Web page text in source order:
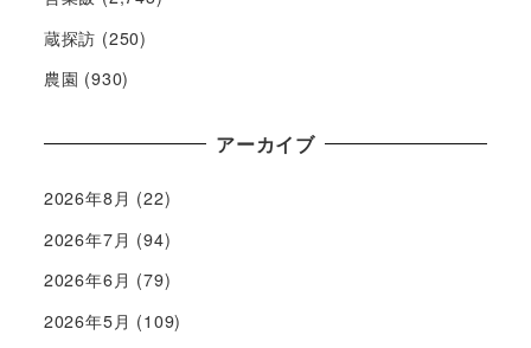
蔵探訪 (250)
農園 (930)
アーカイブ
2026年8月 (22)
2026年7月 (94)
2026年6月 (79)
2026年5月 (109)